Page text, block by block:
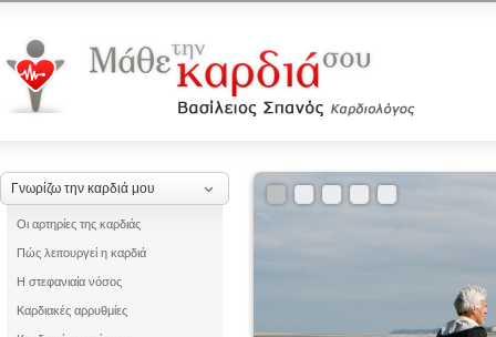
Γνωρίζω την καρδιά μου
Οι αρτηρίες της καρδιάς
Πώς λειτουργεί η καρδιά
Η στεφανιαία νόσος
Καρδιακές αρρυθμίες